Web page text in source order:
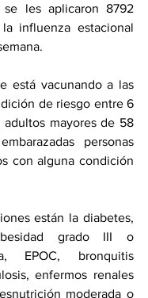
se les aplicaron 8792
influenza estacional
está vacunando a las
de riesgo entre 6
adultos mayores de 58
personas
con alguna condición
están la diabetes,
grado III o
EPOC, bronquitis
enfermos renales
moderada o